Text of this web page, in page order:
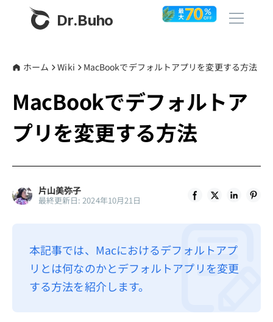
Dr.Buho
製品
BuhoCleaner
BuhoRepair
BuhoNTFS
ストア
Dr.Buhoについて
サポート
プライバシーポリシー
ホーム Wiki MacBookでデフォルトアプリを変更する方法
MacBookでデフォルトア
プリを変更する方法
片山美弥子
最終更新日: 2024年10月21日
本記事では、Macにおけるデフォルトアプ
リとは何なのかとデフォルトアプリを変更
する方法を紹介します。